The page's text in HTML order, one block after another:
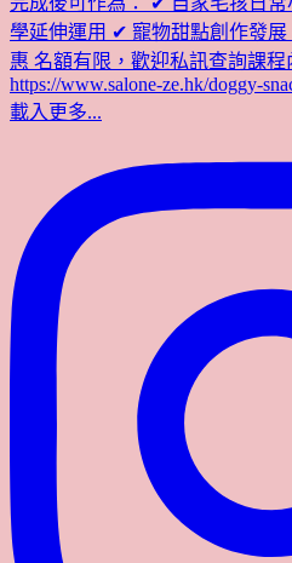
載入更多...